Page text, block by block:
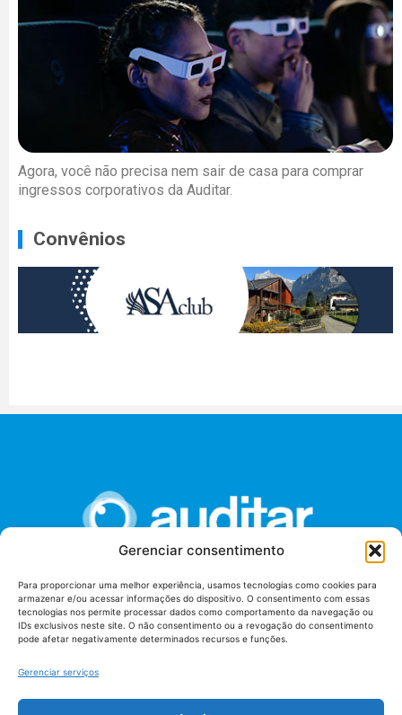
Gerenciar consentimento
Para proporcionar uma melhor experiência, usamos tecnologias como cookies para
armazenar e/ou acessar informações do dispositivo. O consentimento com essas
tecnologias nos permite processar dados como comportamento da navegação ou
IDs exclusivos neste site. O não consentimento ou a revogação do consentimento
pode afetar negativamente determinados recursos e funções.
Gerenciar serviços
Agora, você não precisa nem sair de casa para comprar
ingressos corporativos da Auditar.
Convênios
União dos Auditores Federais de Controle Externo -
AUDITAR
Setor de Administração Federal Sul (SAF/Sul), Qd. 04, Lt. 01
Tribunal de Contas da União (TCU), Subsolo, Sala S04